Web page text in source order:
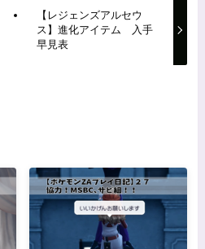
【レジェンズアルセウ
ス】進化アイテム 入手
早見表